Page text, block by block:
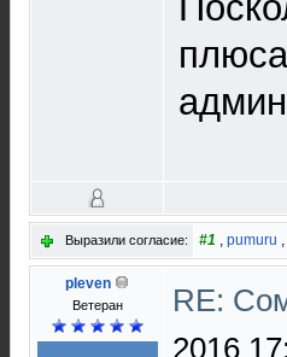
Выразили согласие: #1 , pumuru ,
pleven
Ветеран
RE:
2016